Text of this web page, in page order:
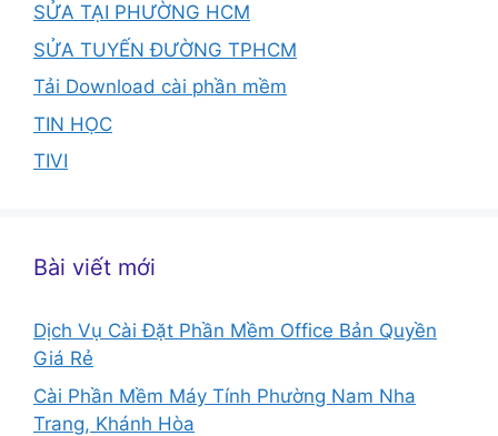
SỬA TẠI PHƯỜNG HCM
SỬA TUYẾN ĐƯỜNG TPHCM
Tải Download cài phần mềm
TIN HỌC
TIVI
Bài viết mới
Dịch Vụ Cài Đặt Phần Mềm Office Bản Quyền
Giá Rẻ
Cài Phần Mềm Máy Tính Phường Nam Nha
Trang, Khánh Hòa